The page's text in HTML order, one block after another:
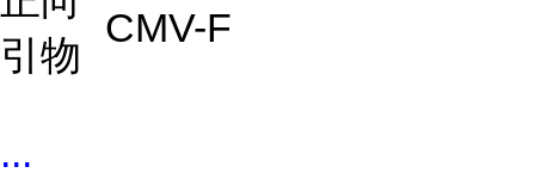
引物
CMV-F
...